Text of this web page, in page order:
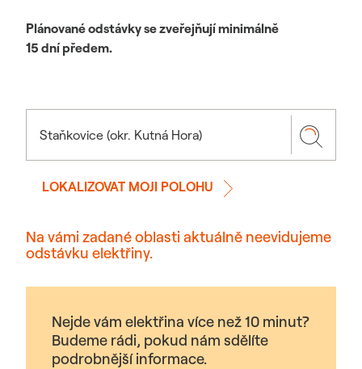
Plánované odstávky se zveřejňují minimálně
15 dní předem.
LOKALIZOVAT MOJI POLOHU
Na vámi zadané oblasti aktuálně neevidujeme
odstávku elektřiny.
Nejde vám elektřina více než 10 minut?
Budeme rádi, pokud nám sdělíte
podrobnější informace.